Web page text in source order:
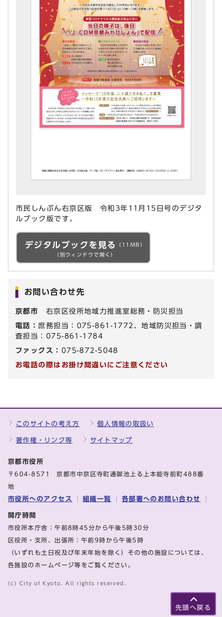
市民しんぶん右京区版 令和3年11月15日号のデジタ
ルブック版です。
デジタルブックを見る
（11MB）
（別ウィンドウで開く）
お問い合わせ先
京都市 右京区役所地域力推進室総務・防災担当
電話： 庶務担当：075-861-1772、地域防災担当・調
査担当：075-861-1784
ファックス： 075-872-5048
お電話の際はお掛け間違いにご注意ください
先頭へ戻る
このサイトの考え方 個人情報の取扱い
著作権・リンク等 サイトマップ
京都市役所
〒604-8571 京都市中京区寺町通御池上る上本能寺前町488番
地
市役所へのアクセス 組織一覧 各部署へのお問い合わせ
開庁時間
市役所本庁舎：午前8時45分から午後5時30分
区役所・支所、出張所：午前9時から午後5時
（いずれも土日祝及び年末年始を除く）その他の施設については、
各施設のホームページ等をご覧ください。
(c) City of Kyoto. All rights reserved.